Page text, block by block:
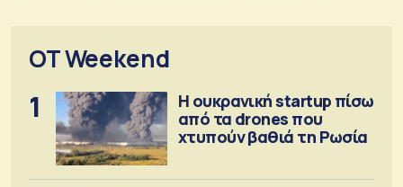
OT Weekend
1
Η ουκρανική startup πίσω
από τα drones που
χτυπούν βαθιά τη Ρωσία